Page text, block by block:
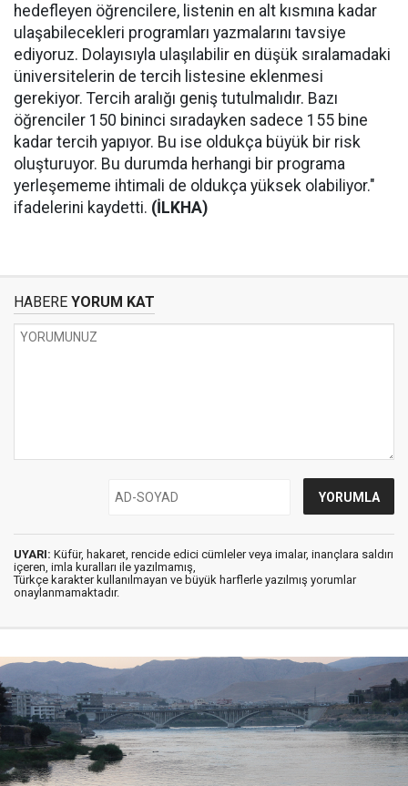
hedefleyen öğrencilere, listenin en alt kısmına kadar
ulaşabilecekleri programları yazmalarını tavsiye
ediyoruz. Dolayısıyla ulaşılabilir en düşük sıralamadaki
üniversitelerin de tercih listesine eklenmesi
gerekiyor. Tercih aralığı geniş tutulmalıdır. Bazı
öğrenciler 150 bininci sıradayken sadece 155 bine
kadar tercih yapıyor. Bu ise oldukça büyük bir risk
oluşturuyor. Bu durumda herhangi bir programa
yerleşememe ihtimali de oldukça yüksek olabiliyor."
ifadelerini kaydetti. (İLKHA)
HABERE YORUM KAT
UYARI: Küfür, hakaret, rencide edici cümleler veya imalar, inançlara saldırı
içeren, imla kuralları ile yazılmamış,
Türkçe karakter kullanılmayan ve büyük harflerle yazılmış yorumlar
onaylanmamaktadır.